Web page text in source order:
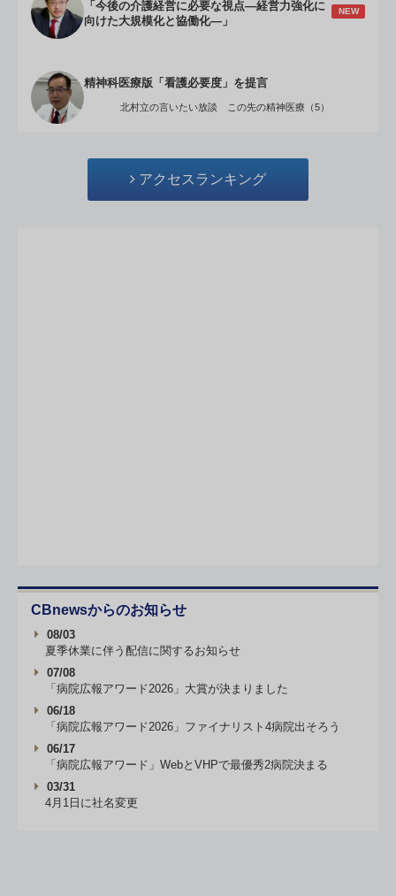
「今後の介護経営に必要な視点―経営力強化に
向けた大規模化と協働化―」
NEW
精神科医療版「看護必要度」を提言
北村立の言いたい放談 この先の精神医療（5）
アクセスランキング
CBnewsからのお知らせ
08/03
夏季休業に伴う配信に関するお知らせ
07/08
「病院広報アワード2026」大賞が決まりました
06/18
「病院広報アワード2026」ファイナリスト4病院出そろう
06/17
「病院広報アワード」WebとVHPで最優秀2病院決まる
03/31
4月1日に社名変更